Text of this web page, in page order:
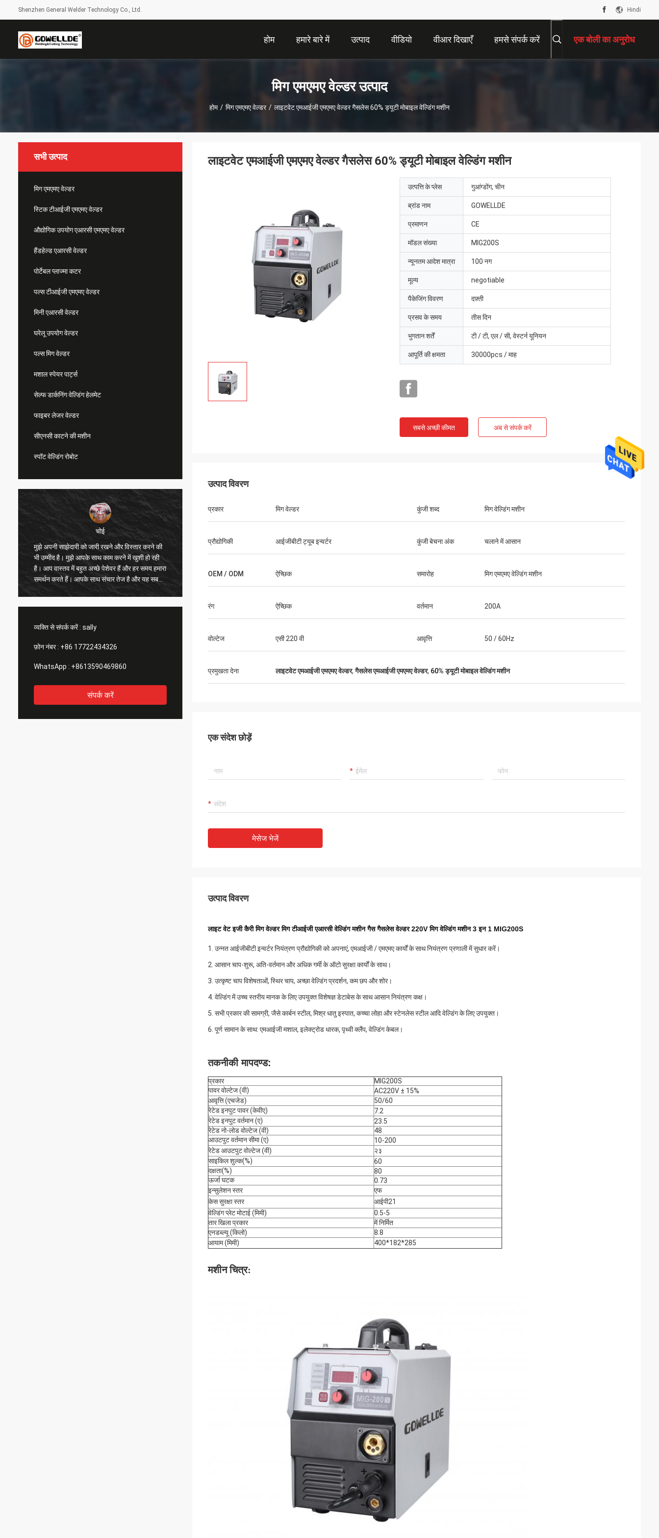
Shenzhen General Welder Technology Co., Ltd. Hindi
होम हमारे बारे में उत्पाद वीडियो वीआर दिखाएँ हमसे संपर्क करें एक बोली का अनुरोध
मिग एमएमए वेल्डर उत्पाद
होम / मिग एमएमए वेल्डर / लाइटवेट एमआईजी एमएमए वेल्डर गैसलेस 60% ड्यूटी मोबाइल वेल्डिंग मशीन
सभी उत्पाद
मिग एमएमए वेल्डर
स्टिक टीआईजी एमएमए वेल्डर
औद्योगिक उपयोग एआरसी एमएमए वेल्डर
हैंडहेल्ड एआरसी वेल्डर
पोर्टेबल प्लाज्मा कटर
पल्स टीआईजी एमएमए वेल्डर
मिनी एआरसी वेल्डर
घरेलू उपयोग वेल्डर
पल्स मिग वेल्डर
मशाल स्पेयर पार्ट्स
सेल्फ डार्कनिंग वेल्डिंग हेलमेट
फाइबर लेजर वेल्डर
सीएनसी काटने की मशीन
स्पॉट वेल्डिंग रोबोट
मुझे अपनी साझेदारी को जारी रखने और विस्तार करने की
भी उम्मीद है। मुझे आपके साथ काम करने में खुशी हो रही
है। आप वास्तव में बहुत अच्छे पेशेवर हैं और हर समय हमारा
समर्थन करते हैं। आपके साथ संचार तेज है और यह सबसे
महत्वपूर्ण बात है।
मुझे आपके साथ सहयोग करने में प्रसन्नता हो रही है, आप
सुधार करने में हमारी सहायता करते हैं, इसलिए मैं वास्तव में
आपकी सराहना करता हूं, और कीमत उचित और प्रतिस्पर्धी
व्यक्ति से संपर्क करें : sally
फ़ोन नंबर : +86 17722434326
WhatsApp : +8613590469860
संपर्क करें
लाइटवेट एमआईजी एमएमए वेल्डर गैसलेस 60% ड्यूटी मोबाइल वेल्डिंग मशीन
उत्पत्ति के प्लेस गुआंग्डोंग, चीन
ब्रांड नाम GOWELLDE
प्रमाणन CE
मॉडल संख्या MIG200S
न्यूनतम आदेश मात्रा 100 नग
मूल्य negotiable
पैकेजिंग विवरण दफ़्ती
प्रसव के समय तीस दिन
भुगतान शर्तें टी / टी, एल / सी, वेस्टर्न यूनियन
आपूर्ति की क्षमता 30000pcs / माह
सबसे अच्छी कीमत अब से संपर्क करें
उत्पाद विवरण
प्रकार मिग वेल्डर कुंजी शब्द मिग वेल्डिंग मशीन
प्रौद्योगिकी आईजीबीटी ट्यूब इन्वर्टर कुंजी बेचना अंक चलाने में आसान
OEM / ODM ऐच्छिक समारोह मिग एमएमए वेल्डिंग मशीन
रंग ऐच्छिक वर्तमान 200A
वोल्टेज एसी 220 वी आवृत्ति 50 / 60Hz
प्रमुखता देना लाइटवेट एमआईजी एमएमए वेल्डर,गैसलेस एमआईजी एमएमए वेल्डर, 60% ड्यूटी मोबाइल वेल्डिंग मशीन
एक संदेश छोड़ें
मेसेज भेजें
उत्पाद विवरण
लाइट वेट इजी कैरी मिग वेल्डर मिग टीआईजी एआरसी वेल्डिंग मशीन गैस गैसलेस वेल्डर 220V मिग वेल्डिंग मशीन 3 इन 1 MIG200S
1. उन्नत आईजीबीटी इन्वर्टर नियंत्रण प्रौद्योगिकी को अपनाएं, एमआईजी / एमएमए कार्यों के साथ नियंत्रण प्रणाली में सुधार करें।
2. आसान चाप-शुरू, अति-वर्तमान और अधिक गर्मी के ऑटो सुरक्षा कार्यों के साथ।
3. उत्कृष्ट चाप विशेषताओं, स्थिर चाप, अच्छा वेल्डिंग प्रदर्शन, कम छप और शोर।
4. वेल्डिंग में उच्च स्तरीय मानक के लिए उपयुक्त विशेषज्ञ डेटाबेस के साथ आसान नियंत्रण कक्ष।
5. सभी प्रकार की सामग्री, जैसे कार्बन स्टील, मिश्र धातु इस्पात, कच्चा लोहा और स्टेनलेस स्टील आदि वेल्डिंग के लिए उपयुक्त।
6. पूर्ण सामान के साथ: एमआईजी मशाल, इलेक्ट्रोड धारक, पृथ्वी क्लैंप, वेल्डिंग केबल।
तकनीकी मापदण्ड:
प्रकार
MIG200S
पावर वोल्टेज (वी)
AC220V ± 15%
आवृत्ति (एचजेड)
50/60
रेटेड इनपुट पावर (केवीए)
7.2
रेटेड इनपुट वर्तमान (ए)
23.5
रेटेड नो-लोड वोल्टेज (वी)
48
आउटपुट वर्तमान सीमा (ए)
10-200
रेटेड आउटपुट वोल्टेज (वी)
२३
साइकिल शुल्क(%)
60
दक्षता(%)
80
ऊर्जा घटक
0.73
इन्सुलेशन स्तर
एफ
केस सुरक्षा स्तर
आईपी21
वेल्डिंग प्लेट मोटाई (मिमी)
0.5-5
तार खिला प्रकार
में निर्मित
एनडब्ल्यू (किलो)
8.8
आयाम (मिमी)
400*182*285
मशीन चित्र: